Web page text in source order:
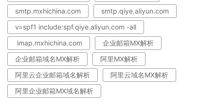
smtp.mxhichina.com
smtp.qiye.aliyun.com
v=spf1 include:spf.qiye.aliyun.com -all
imap.mxhichina.com
企业邮箱MX解析
企业邮箱域名MX解析
阿里MX解析
阿里云企业邮箱域名解析
阿里云域名MX解析
阿里企业邮箱MX域名解析